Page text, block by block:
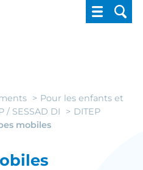
régionale pour
Pour les enfants et
/ SESSAD DI
DITEP
mobiles